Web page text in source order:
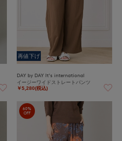
再値下げ
DAY by DAY It's international
イージーワイドストレートパンツ
￥5,280(税込)
60%
OFF